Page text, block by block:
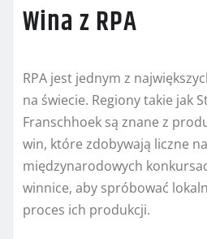
Wina z RPA
RPA jest jednym z
na świecie. Regiony takie jak
Franschhoek są znane z
win, które zdobywają liczne
międzynarodowych
winnice, aby spróbować
proces ich produkcji.